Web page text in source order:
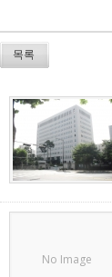
목록
No Image